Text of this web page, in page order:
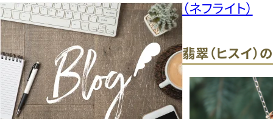
（ネフライト）
翡翠（ヒスイ）